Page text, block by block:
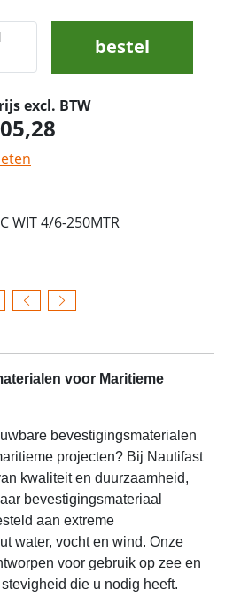
bestel
excl. BTW
WIT 4/6-250MTR
voor Maritieme
bevestigingsmaterialen
projecten? Bij Nautifast
kwaliteit en duurzaamheid,
bevestigingsmateriaal
aan extreme
water, vocht en wind. Onze
voor gebruik op zee en
die u nodig heeft.